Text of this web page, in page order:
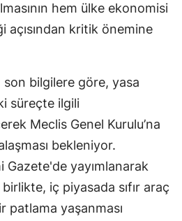
hem ülke ekonomisi
açısından kritik önemine
son bilgilere göre, yasa
süreçte ilgili
Meclis Genel Kurulu’na
bekleniyor.
Gazete'de yayımlanarak
iç piyasada sıfır araç
patlama yaşanması